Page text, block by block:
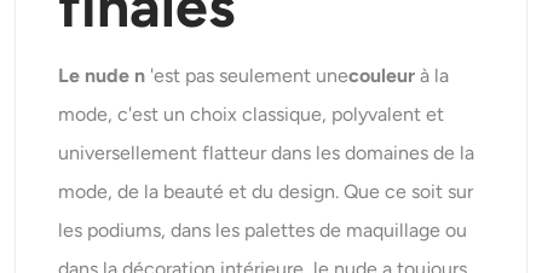
Le nude n 'est pas seulement unecouleur à la
mode, c'est un choix classique, polyvalent et
universellement flatteur dans les domaines de la
mode, de la beauté et du design. Que ce soit sur
les podiums, dans les palettes de maquillage ou